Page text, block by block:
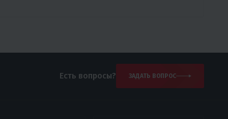
Есть вопросы? ЗАДАТЬ ВОПРОС